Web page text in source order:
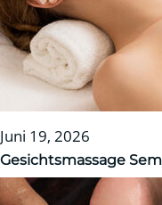
Juni 19, 2026
Gesichtsmassage